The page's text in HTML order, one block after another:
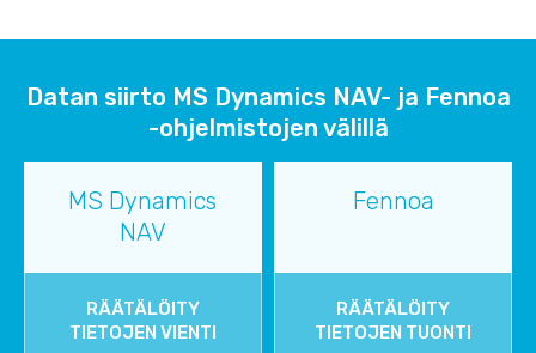
Datan siirto MS Dynamics NAV- ja Fennoa
-ohjelmistojen välillä
MS Dynamics
NAV
Fennoa
RÄÄTÄLÖITY
TIETOJEN VIENTI
RÄÄTÄLÖITY
TIETOJEN TUONTI